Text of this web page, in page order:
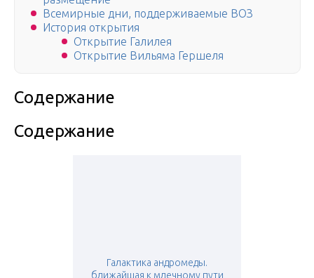
Всемирные дни, поддерживаемые ВОЗ
История открытия
Открытие Галилея
Открытие Вильяма Гершеля
Содержание
Содержание
Галактика андромеды.
ближайшая к млечному пути